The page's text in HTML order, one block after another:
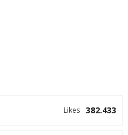
382.433
Likes